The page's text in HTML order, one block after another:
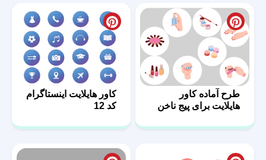
طرح آماده کاور
هایلایت برای پیج ناخن
کاور هایلایت اینستاگرام
کد 12